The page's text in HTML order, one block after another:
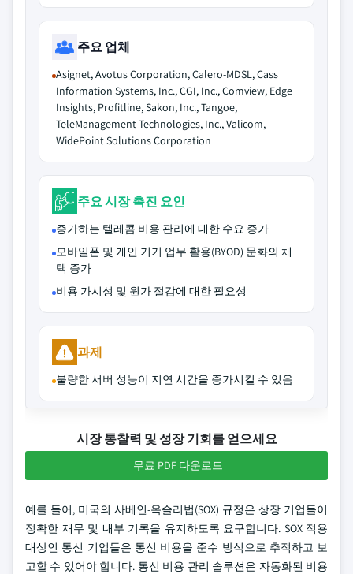
주요 업체
Asignet, Avotus Corporation, Calero-MDSL, Cass
Information Systems, Inc., CGI, Inc., Comview, Edge
Insights, Profitline, Sakon, Inc., Tangoe,
TeleManagement Technologies, Inc., Valicom,
WidePoint Solutions Corporation
주요 시장 촉진 요인
증가하는 텔레콤 비용 관리에 대한 수요 증가
모바일폰 및 개인 기기 업무 활용(BYOD) 문화의 채
택 증가
비용 가시성 및 원가 절감에 대한 필요성
과제
불량한 서버 성능이 지연 시간을 증가시킬 수 있음
시장 통찰력 및 성장 기회를 얻으세요
무료 PDF 다운로드
예를 들어, 미국의 사베인-옥슬리법(SOX) 규정은 상장 기업들이
정확한 재무 및 내부 기록을 유지하도록 요구합니다. SOX 적용
대상인 통신 기업들은 통신 비용을 준수 방식으로 추적하고 보
고할 수 있어야 합니다. 통신 비용 관리 솔루션은 자동화된 비용